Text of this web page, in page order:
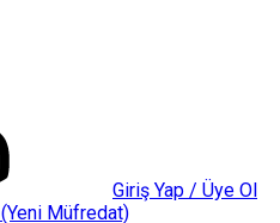
Giriş Yap / Üye Ol